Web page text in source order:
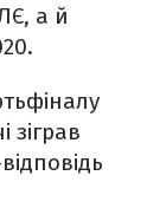
а й
зіграв